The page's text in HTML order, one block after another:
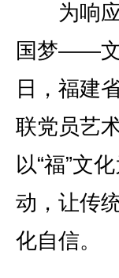
为响应
国梦——文
日，福建
联党员艺
以“福”文
动，让传
化自信。